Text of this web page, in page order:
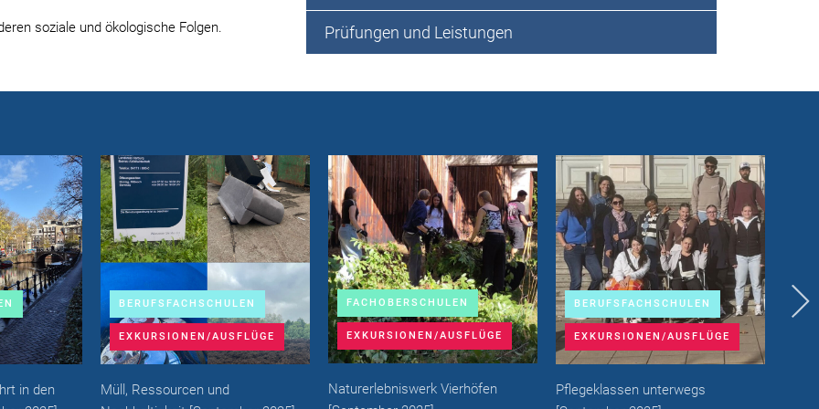
soziale und ökologische Folgen.
Prüfungen und Leistungen
in den
BERUFSFACHSCHULEN
EXKURSIONEN/AUSFLÜGE
Müll, Ressourcen und
FACHOBERSCHULEN
EXKURSIONEN/AUSFLÜGE
Naturerlebniswerk Vierhöfen
BERUFSFACHSCHULEN
EXKURSIONEN/AUSFLÜGE
Pflegeklassen unterwegs